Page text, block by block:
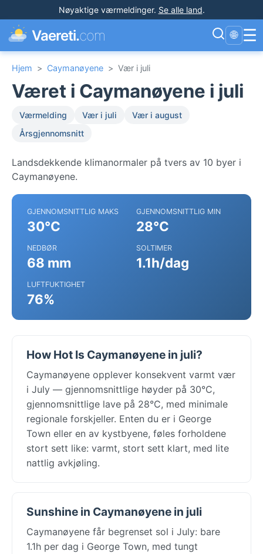
Nøyaktige værmeldinger. Se alle land.
Vaereti.com 🌐 ☰
Hjem > Caymanøyene > Vær i juli
Været i Caymanøyene i juli
Værmelding Vær i juli
Vær i august
Årsgjennomsnitt
Landsdekkende klimanormaler på tvers av 10 byer i
Caymanøyene.
GJENNOMSNITTLIG MAKS
30°C
GJENNOMSNITTLIG MIN
28°C
NEDBØR
68 mm
SOLTIMER
1.1h/dag
LUFTFUKTIGHET
76%
How Hot Is Caymanøyene in juli?
Caymanøyene opplever konsekvent varmt vær
i July — gjennomsnittlige høyder på 30°C,
gjennomsnittlige lave på 28°C, med minimale
regionale forskjeller. Enten du er i George
Town eller en av kystbyene, føles forholdene
stort sett like: varmt, stort sett klart, med lite
nattlig avkjøling.
Sunshine in Caymanøyene in juli
Caymanøyene får begrenset sol i July: bare
1.1h per dag i George Town, med tungt